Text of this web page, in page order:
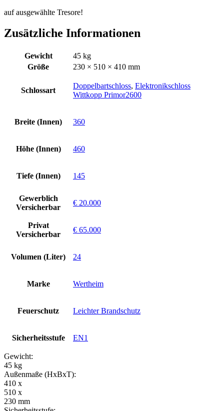
auf ausgewählte Tresore!
Zusätzliche Informationen
Gewicht
45 kg
Größe
230 × 510 × 410 mm
Schlossart
Doppelbartschloss, Elektronikschloss
Wittkopp Primor2600
Breite (Innen) 360
Höhe (Innen) 460
Tiefe (Innen) 145
Gewerblich
Versicherbar
€ 20.000
Privat
Versicherbar
€ 65.000
Volumen (Liter) 24
Marke Wertheim
Feuerschutz Leichter Brandschutz
Sicherheitsstufe EN1
Gewicht:
45 kg
Außenmaße (HxBxT):
410 x
510 x
230 mm